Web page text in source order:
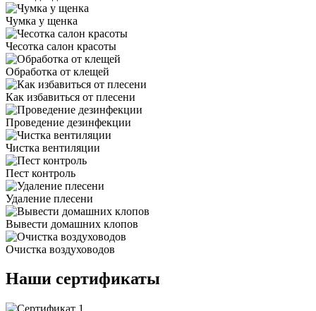
Чумка у щенка
Чесотка салон красоты
Обработка от клещей
Как избавиться от плесени
Проведение дезинфекции
Чистка вентиляции
Пест контроль
Удаление плесени
Вывести домашних клопов
Очистка воздуховодов
Наши сертификаты